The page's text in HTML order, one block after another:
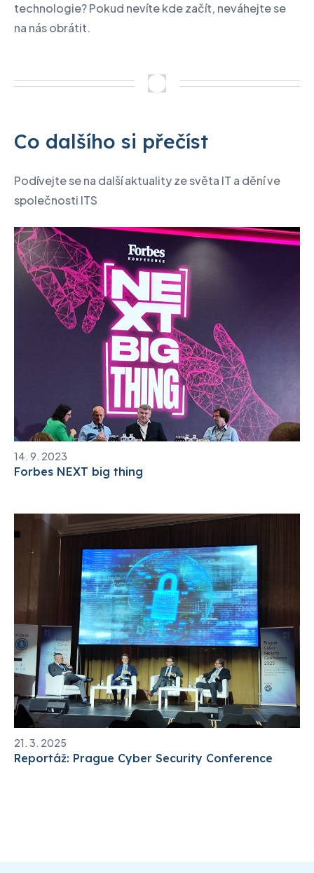
technologie? Pokud nevíte kde začít, neváhejte se
na nás obrátit.
Co dalšího si přečíst
Podívejte se na další aktuality ze světa IT a dění ve
společnosti ITS
14. 9. 2023
Forbes NEXT big thing
21. 3. 2025
Reportáž: Prague Cyber Security Conference